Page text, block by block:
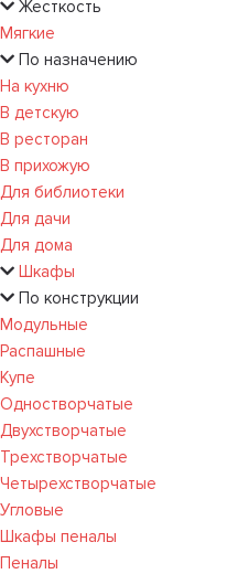
Жесткость
Мягкие
По назначению
На кухню
В детскую
В ресторан
В прихожую
Для библиотеки
Для дачи
Для дома
Шкафы
По конструкции
Модульные
Распашные
Купе
Одностворчатые
Двухстворчатые
Трехстворчатые
Четырехстворчатые
Угловые
Шкафы пеналы
Пеналы